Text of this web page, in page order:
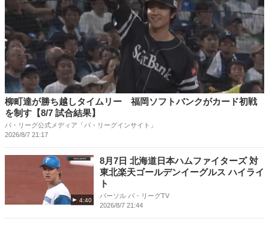
柳町達が勝ち越しタイムリー 福岡ソフトバンクがカード初戦
を制す【8/7 試合結果】
パ・リーグ公式メディア「パ・リーグインサイト」
2026/8/7 21:17
4:40
8月7日 北海道日本ハムファイターズ 対
東北楽天ゴールデンイーグルス ハイライ
ト
パーソル パ・リーグTV
2026/8/7 21:44